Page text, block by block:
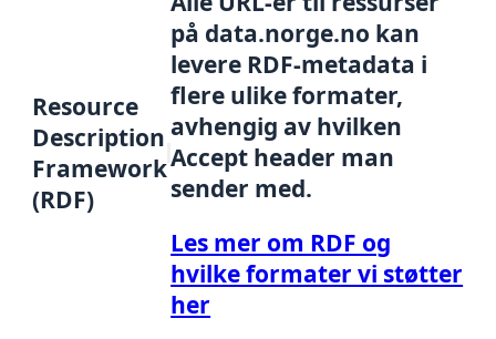
Resource
Description
Framework
(RDF)
på data.norge.no kan
levere RDF-metadata i
flere ulike formater,
avhengig av hvilken
Accept header man
sender med.
Les mer om RDF og
hvilke formater vi støtter
her